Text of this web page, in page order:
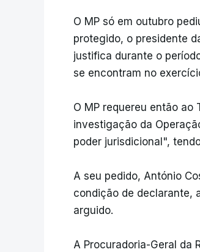
O MP só em outubro
protegido, o presidente
justifica durante o
se encontram no
O MP requereu então ao
investigação da
poder jurisdicional",
A seu pedido, António
condição de declarante,
arguido.
A Procuradoria-Geral da